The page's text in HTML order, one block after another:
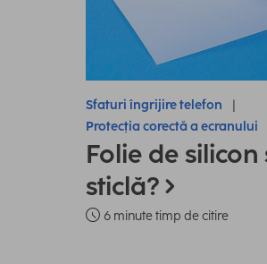
Sfaturi îngrijire telefon
Protecția corectă a ecranului
Folie de silicon
sticlă?
6 minute timp de citire